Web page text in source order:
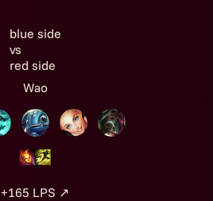
blue side
vs
red side
Wao
+165 LPS ↗